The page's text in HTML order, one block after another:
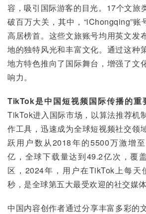
容，吸引国际游客的目光。17个文旅
破百万大关，其中，“iChongqing”账
高居榜首。这些文旅账号均用英文发
地的独特风光和丰富文化。通过这种
地方特色推向了国际舞台，增强了文
响力。
TikTok是中国短视频国际传播的重
TikTok进入国际市场，以算法推荐机
作工具，迅速成为全球短视频社交领
跃用户数从2018年的5500万激增
亿，全球下载量达到49.2亿次，覆
区，2024年，用户在TikTok上每天
秒，是全球第五大最受欢迎的社交媒体
中国内容创作者通过分享丰富多彩的